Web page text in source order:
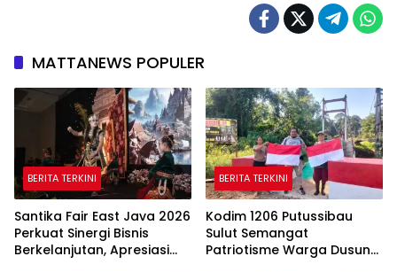
MATTANEWS POPULER
BERITA TERKINI
Santika Fair East Java 2026
Perkuat Sinergi Bisnis
Berkelanjutan, Apresiasi
BERITA TERKINI
Kodim 1206 Putussibau
Sulut Semangat
Patriotisme Warga Dusun